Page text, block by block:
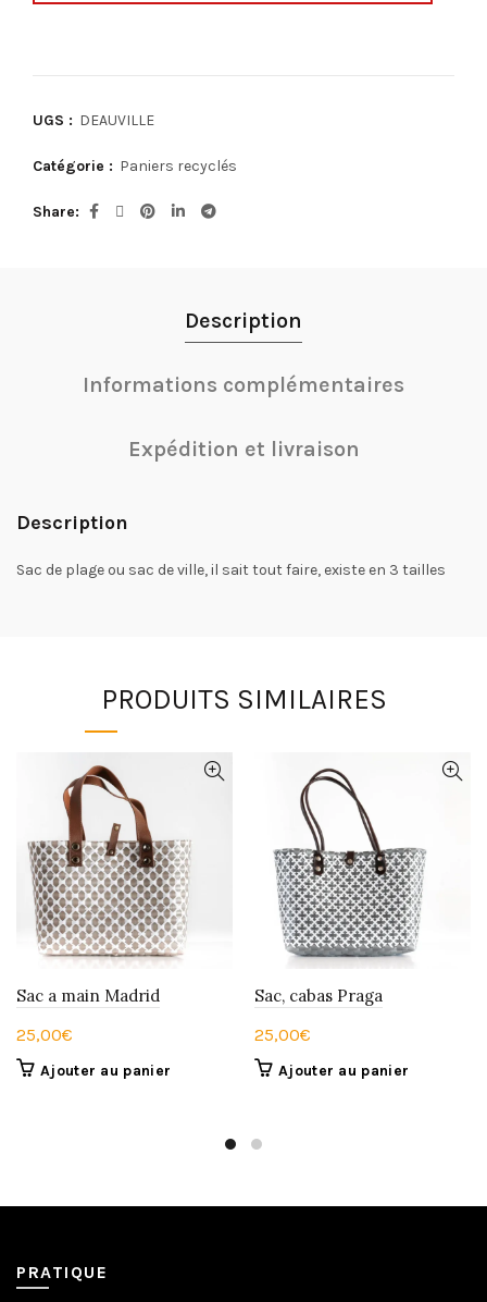
UGS : DEAUVILLE
Catégorie : Paniers recyclés
Share
Description
Informations complémentaires
Expédition et livraison
Description
Sac de plage ou sac de ville, il sait tout faire, existe en 3 tailles
PRODUITS SIMILAIRES
Sac a main Madrid
25,00€
Ajouter au panier
Sac, cabas Praga
25,00€
Ajouter au panier
PRATIQUE